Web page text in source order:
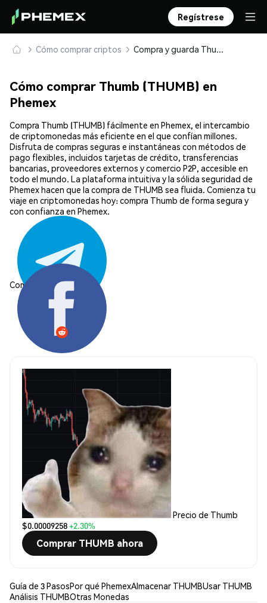
Regístrese
Cómo comprar criptos Compra y guarda Thumb (THUMB) de forma segura
Cómo comprar Thumb (THUMB) en
Phemex
Compra Thumb (THUMB) fácilmente en Phemex, el intercambio
de criptomonedas más eficiente en el que confían millones.
Disfruta de compras seguras e instantáneas con métodos de
pago flexibles, incluidos tarjetas de crédito, transferencias
bancarias, proveedores externos y comercio P2P, accesible en
todo el mundo. La plataforma intuitiva y la sólida seguridad de
Phemex hacen que la compra de THUMB sea fluida. Comienza tu
viaje en criptomonedas hoy: compra Thumb de forma segura y
con confianza en Phemex.
Compartir:
Precio de Thumb
$0.00009258+2.30%
Comprar THUMB ahora
Guía de 3 PasosPor qué PhemexAlmacenar THUMBUsar THUMB
Análisis THUMBOtras Monedas